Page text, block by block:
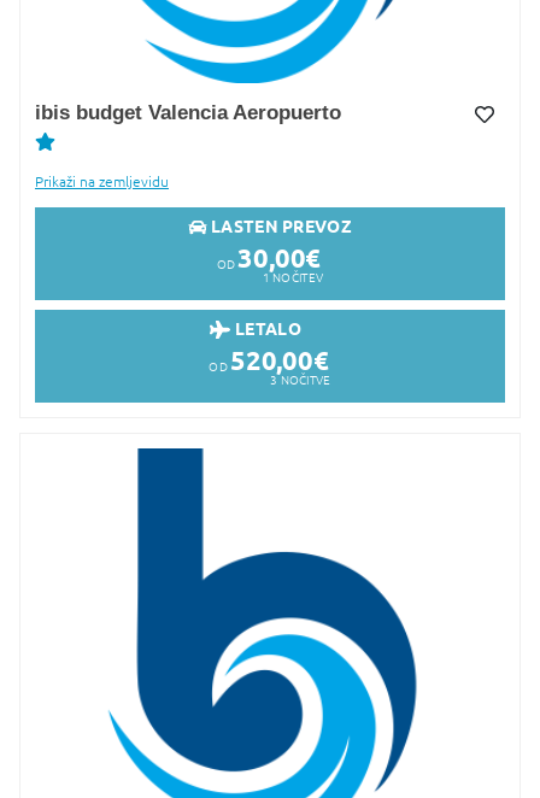
ibis budget Valencia Aeropuerto
Prikaži na zemljevidu
LASTEN PREVOZ
OD 30,00€
1 NOČITEV
LETALO
OD 520,00€
3 NOČITVE